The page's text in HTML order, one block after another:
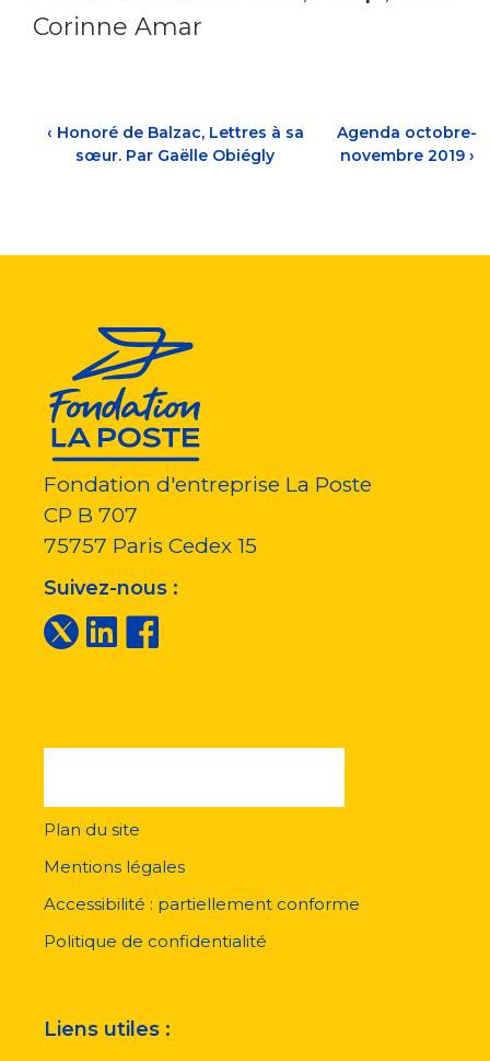
Corinne Amar
‹ Honoré de Balzac, Lettres à sa
sœur. Par Gaëlle Obiégly
Agenda octobre-
novembre 2019 ›
Fondation d'entreprise La Poste
CP B 707
75757 Paris Cedex 15
Suivez-nous :
Menu
pied
page
Plan du site
Mentions légales
Accessibilité : partiellement conforme
Politique de confidentialité
Liens utiles :